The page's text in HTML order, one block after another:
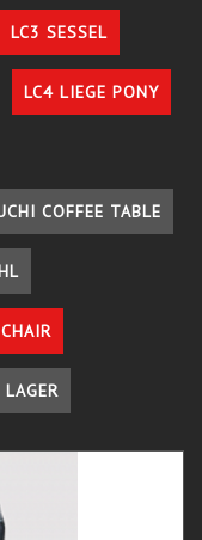
LC3 SESSEL
LC4 LIEGE PONY
COFFEE TABLE